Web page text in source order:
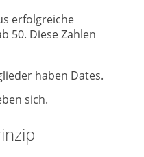
erfolgreiche
50. Diese Zahlen
haben Dates.
sich.